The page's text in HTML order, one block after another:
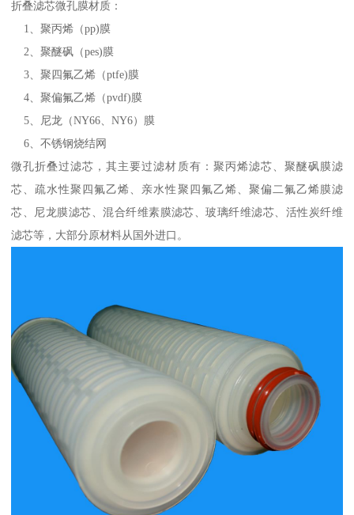
折叠滤芯微孔膜材质：
1、聚丙烯（pp)膜
2、聚醚砜（pes)膜
3、聚四氟乙烯（ptfe)膜
4、聚偏氟乙烯（pvdf)膜
5、尼龙（NY66、NY6）膜
6、不锈钢烧结网
微孔折叠过滤芯，其主要过滤材质有：聚丙烯滤芯、聚醚砜膜滤
芯、疏水性聚四氟乙烯、亲水性聚四氟乙烯、聚偏二氟乙烯膜滤
芯、尼龙膜滤芯、混合纤维素膜滤芯、玻璃纤维滤芯、活性炭纤维
滤芯等，大部分原材料从国外进口。